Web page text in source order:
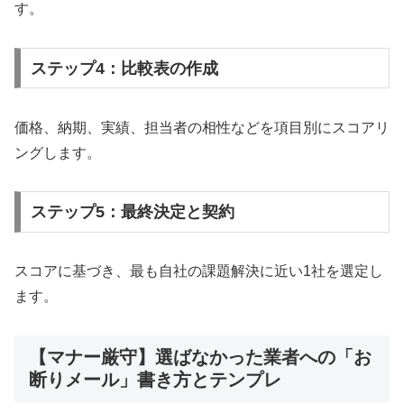
す。
ステップ4：比較表の作成
価格、納期、実績、担当者の相性などを項目別にスコアリ
ングします。
ステップ5：最終決定と契約
スコアに基づき、最も自社の課題解決に近い1社を選定し
ます。
【マナー厳守】選ばなかった業者への「お
断りメール」書き方とテンプレ